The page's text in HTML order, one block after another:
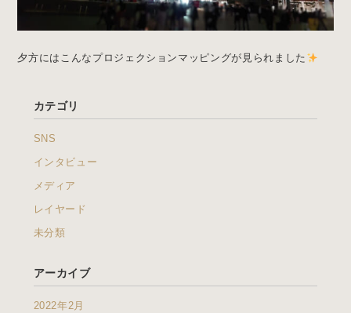
夕方にはこんなプロジェクションマッピングが見られました
カテゴリ
SNS
インタビュー
メディア
レイヤード
未分類
アーカイブ
2022年2月